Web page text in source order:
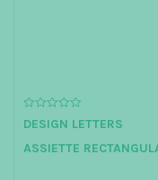
o
t
DESIGN LETTERS
ASSIETTE